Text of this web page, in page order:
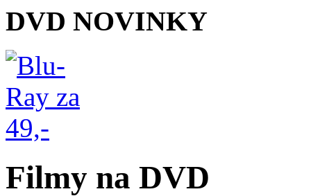
DVD NOVINKY
Filmy na DVD